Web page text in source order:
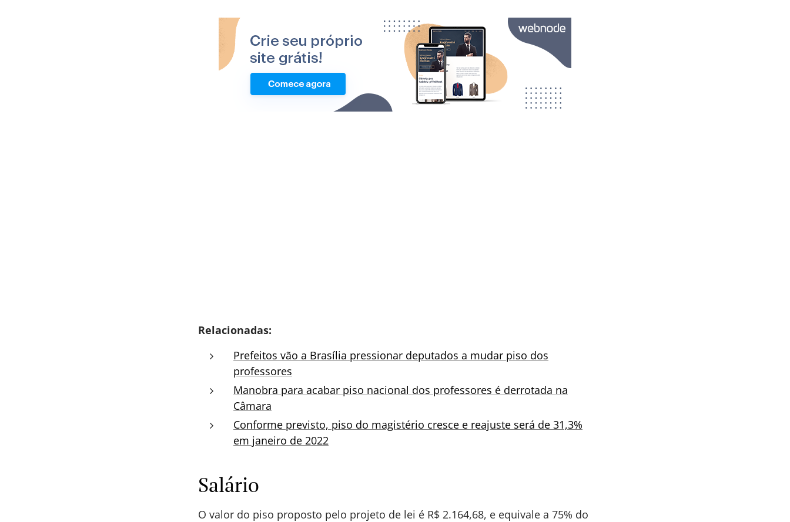
Relacionadas:
Prefeitos vão a Brasília pressionar deputados a mudar piso dos
professores
Manobra para acabar piso nacional dos professores é derrotada na
Câmara
Conforme previsto, piso do magistério cresce e reajuste será de 31,3%
em janeiro de 2022
Salário
O valor do piso proposto pelo projeto de lei é R$ 2.164,68, e equivale a 75% do